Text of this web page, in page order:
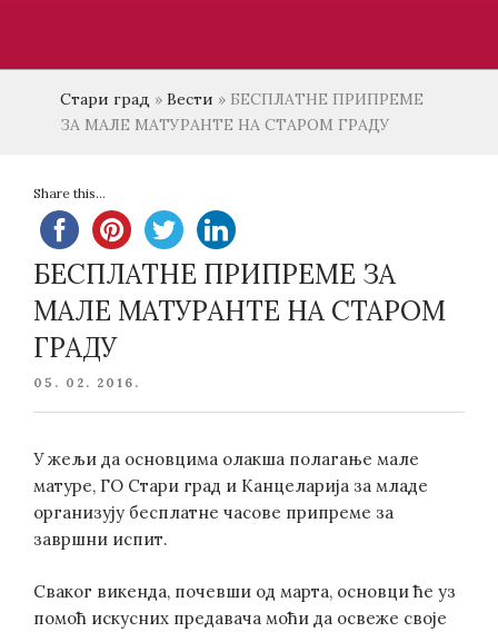
Стари град » Вести » БЕСПЛАТНЕ ПРИПРЕМЕ
ЗА МАЛЕ МАТУРАНТЕ НА СТАРОМ ГРАДУ
Share this...
БЕСПЛАТНЕ ПРИПРЕМЕ ЗА
МАЛЕ МАТУРАНТЕ НА СТАРОМ
ГРАДУ
POSTED
05. 02. 2016.
У жељи да основцима олакша полагање мале
матуре, ГО Стари град и Канцеларија за младе
организују бесплатне часове припреме за
завршни испит.
Сваког викенда, почевши од марта, основци ће уз
помоћ искусних предавача моћи да освеже своје